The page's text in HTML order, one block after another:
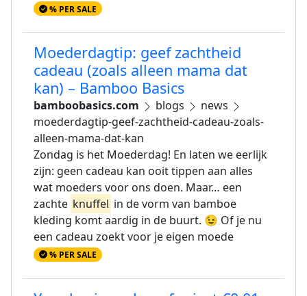
% PER SALE
Moederdagtip: geef zachtheid
cadeau (zoals alleen mama dat
kan) – Bamboo Basics
bamboobasics.com blogs
news
moederdagtip-geef-zachtheid-cadeau-zoals-
alleen-mama-dat-kan
Zondag is het Moederdag! En laten we eerlijk
zijn: geen cadeau kan ooit tippen aan alles
wat moeders voor ons doen. Maar… een
zachte knuffel in de vorm van bamboe
kleding komt aardig in de buurt. 😉 Of je nu
een cadeau zoekt voor je eigen moede
% PER SALE